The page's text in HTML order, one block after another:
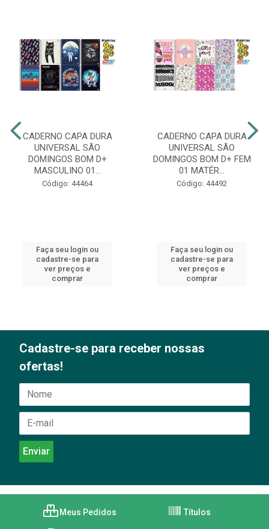
CADERNO CAPA DURA
UNIVERSAL SÃO
DOMINGOS BOM D+
MASCULINO 01...
Código: 44464
Faça seu login ou
cadastre-se para
ver preços e
comprar
CADERNO CAPA DURA
UNIVERSAL SÃO
DOMINGOS BOM D+ FEM
01 MATÉR...
Código: 44492
Faça seu login ou
cadastre-se para
ver preços e
comprar
Cadastre-se para receber nossas
ofertas!
Meus Pedidos Títulos